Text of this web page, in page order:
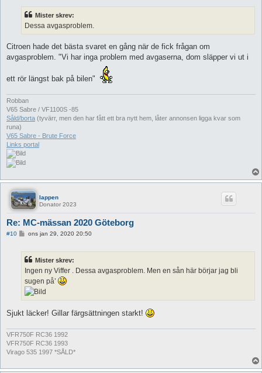
g
g
Mister skrev:
Dessa avgasproblem.
Citroen hade det bästa svaret en gång när de fick frågan om
avgasproblem. "Vi har inga problem med avgaserna, dom släpper vi ut i
ett rör längst bak på bilen"
Robban
V65 Sabre / VF1100S -85
Såld/borta (tyvärr, men den har fått ett bra nytt hem, låter annonsen ligga kvar som
runa)
V65 Sabre - Brute Force
Links portal
lappen
Donator 2023
Re: MC-mässan 2020 Göteborg
#10
g
g
ons jan 29, 2020 20:50
Mister skrev:
Ingen ny Viffer . Dessa avgasproblem. Men en sån här börjar jag bli
sugen på’
Sjukt läcker! Gillar färgsättningen starkt!
VFR750F RC36 1992
VFR750F RC36 1993
Virago 535 1997 *SÅLD*